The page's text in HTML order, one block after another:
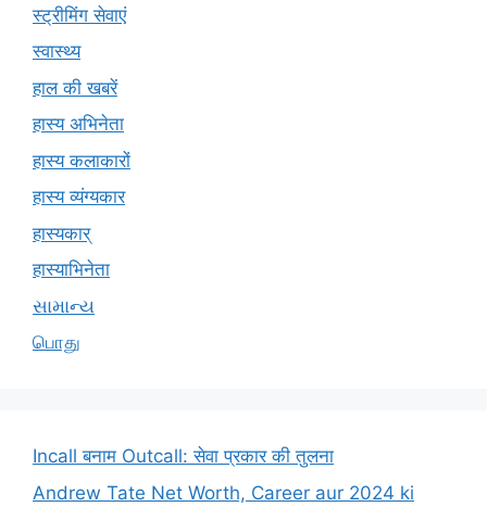
स्ट्रीमिंग सेवाएं
स्वास्थ्य
हाल की खबरें
हास्य अभिनेता
हास्य कलाकारों
हास्य व्यंग्यकार
हास्यकार्
हास्याभिनेता
સામાન્ય
பொது
Incall बनाम Outcall: सेवा प्रकार की तुलना
Andrew Tate Net Worth, Career aur 2024 ki